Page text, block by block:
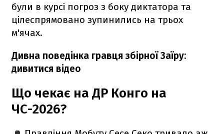
були в курсі погроз з боку диктатора та
цілеспрямовано зупинились на трьох
м'ячах.
Дивна поведінка гравця збірної Заїру:
дивитися відео
Що чекає на ДР Конго на
ЧС-2026?